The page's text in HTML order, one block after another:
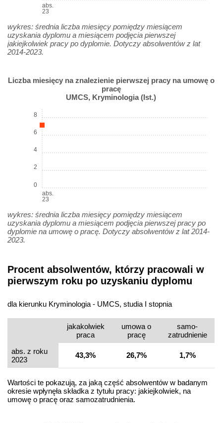
abs.
23
wykres: średnia liczba miesięcy pomiędzy miesiącem
uzyskania dyplomu a miesiącem podjęcia pierwszej
jakiejkolwiek pracy po dyplomie. Dotyczy absolwentów z lat
2014-2023.
Liczba miesięcy na znalezienie pierwszej pracy na umowę o
pracę
UMCS, Kryminologia (Ist.)
abs.
23
0
2
4
6
8
wykres: średnia liczba miesięcy pomiędzy miesiącem
uzyskania dyplomu a miesiącem podjęcia pierwszej pracy po
dyplomie na umowę o pracę. Dotyczy absolwentów z lat 2014-
2023.
Procent absolwentów, którzy pracowali w
pierwszym roku po uzyskaniu dyplomu
dla kierunku Kryminologia - UMCS, studia I stopnia
jakakolwiek
praca
umowa o
pracę
samo­
zatrudnienie
abs. z roku
2023
43,3% 26,7% 1,7%
Wartości te pokazują, za jaką część absolwentów w badanym
okresie wpłynęła składka z tytułu pracy: jakiejkolwiek, na
umowę o pracę oraz samozatrudnienia.